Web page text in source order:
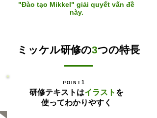
"Đào tạo Mikkel" giải quyết vấn đề
này.
ミッケル研修の3つの特長
POINT 1
研修テキストはイラスト を
使ってわかりやすく